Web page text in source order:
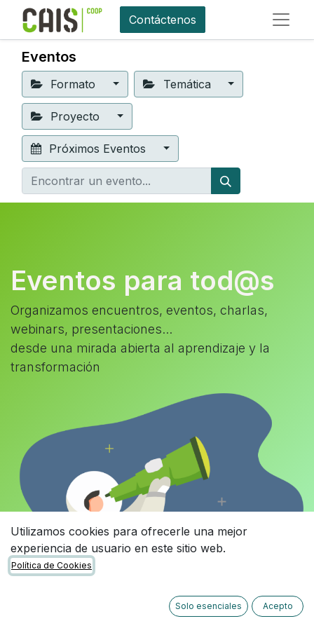
Contáctenos
Eventos
Formato Temática
Proyecto
Próximos Eventos
Eventos para tod@s
Organizamos encuentros, eventos, charlas,
webinars, presentaciones...
desde una mirada abierta al aprendizaje y la
transformación
Utilizamos cookies para ofrecerle una mejor
experiencia de usuario en este sitio web.
Política de Cookies
Solo esenciales Acepto